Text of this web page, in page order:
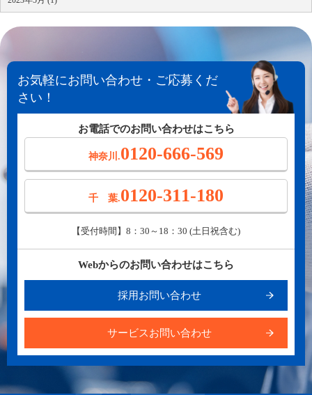
お気軽にお問い合わせ・ご応募くだ
さい！
お電話でのお問い合わせはこちら
神奈川.0120-666-569
千 葉.0120-311-180
【受付時間】8：30～18：30 (土日祝含む)
Webからのお問い合わせはこちら
採用お問い合わせ
サービスお問い合わせ